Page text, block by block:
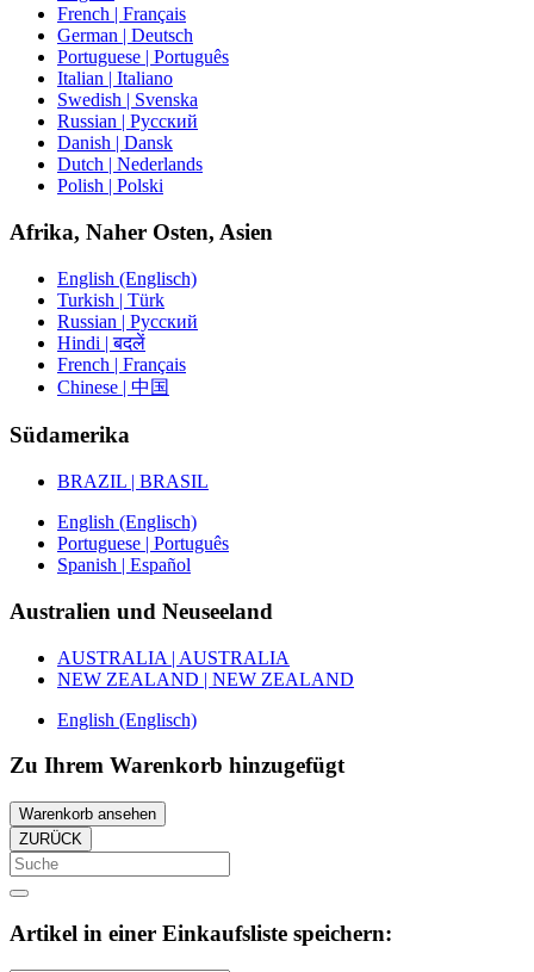
French | Français
German | Deutsch
Portuguese | Português
Italian | Italiano
Swedish | Svenska
Russian | Русский
Danish | Dansk
Dutch | Nederlands
Polish | Polski
Afrika, Naher Osten, Asien
English (Englisch)
Turkish | Türk
Russian | Русский
Hindi | बदलें
French | Français
Chinese | 中国
Südamerika
BRAZIL | BRASIL
English (Englisch)
Portuguese | Português
Spanish | Español
Australien und Neuseeland
AUSTRALIA | AUSTRALIA
NEW ZEALAND | NEW ZEALAND
English (Englisch)
Zu Ihrem Warenkorb hinzugefügt
Warenkorb ansehen
ZURÜCK
Artikel in einer Einkaufsliste speichern: